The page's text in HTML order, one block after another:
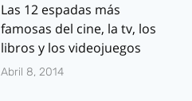
Las 12 espadas más
famosas del cine, la tv, los
libros y los videojuegos
Abril 8, 2014